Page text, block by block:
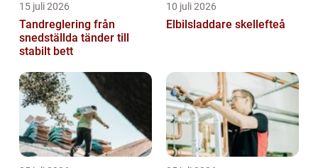
15 juli 2026
Tandreglering från
snedställda tänder till
stabilt bett
10 juli 2026
Elbilsladdare skellefteå